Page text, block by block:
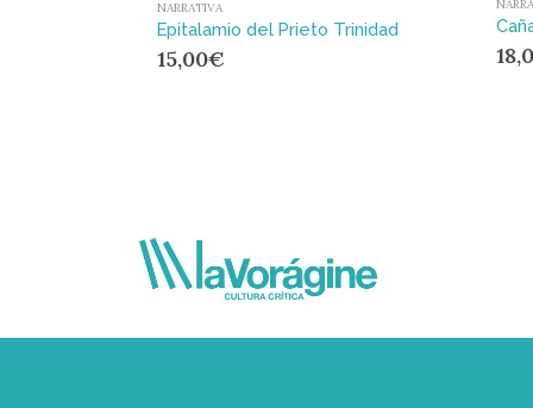
NARRATIVA
Epitalamio del Prieto Trinidad
15,00€